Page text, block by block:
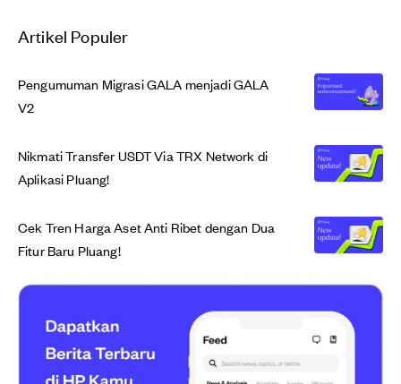
Artikel Populer
Pengumuman Migrasi GALA menjadi GALA
V2
Nikmati Transfer USDT Via TRX Network di
Aplikasi Pluang!
Cek Tren Harga Aset Anti Ribet dengan Dua
Fitur Baru Pluang!